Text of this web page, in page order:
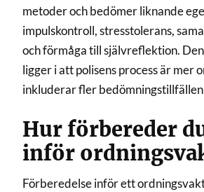
metoder och bedömer liknande
impulskontroll, stresstolerans,
och förmåga till självreflektion.
ligger i att polisens process är mer
inkluderar fler
Hur förbereder
inför
Förberedelse inför ett